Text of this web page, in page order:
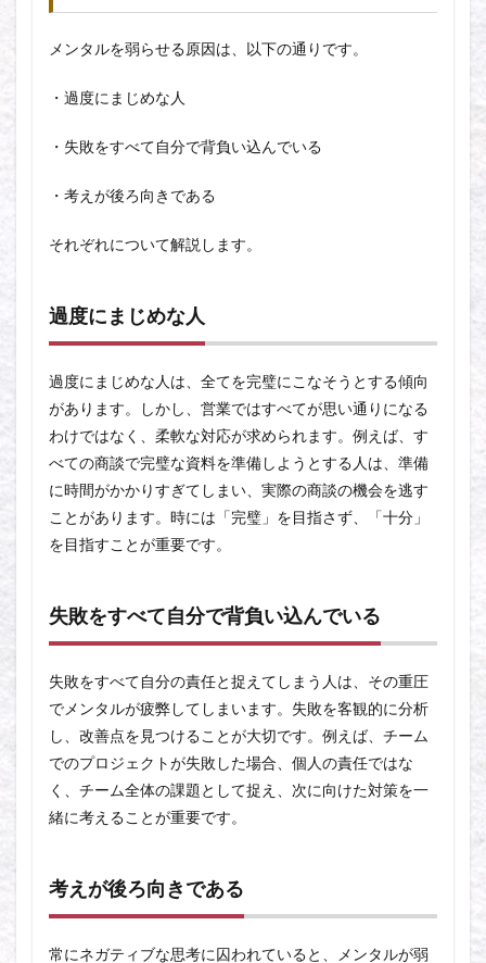
メンタルを弱らせる原因は、以下の通りです。
・過度にまじめな人
・失敗をすべて自分で背負い込んでいる
・考えが後ろ向きである
それぞれについて解説します。
過度にまじめな人
過度にまじめな人は、全てを完璧にこなそうとする傾向
があります。しかし、営業ではすべてが思い通りになる
わけではなく、柔軟な対応が求められます。例えば、す
べての商談で完璧な資料を準備しようとする人は、準備
に時間がかかりすぎてしまい、実際の商談の機会を逃す
ことがあります。時には「完璧」を目指さず、「十分」
を目指すことが重要です。
失敗をすべて自分で背負い込んでいる
失敗をすべて自分の責任と捉えてしまう人は、その重圧
でメンタルが疲弊してしまいます。失敗を客観的に分析
し、改善点を見つけることが大切です。例えば、チーム
でのプロジェクトが失敗した場合、個人の責任ではな
く、チーム全体の課題として捉え、次に向けた対策を一
緒に考えることが重要です。
考えが後ろ向きである
常にネガティブな思考に囚われていると、メンタルが弱